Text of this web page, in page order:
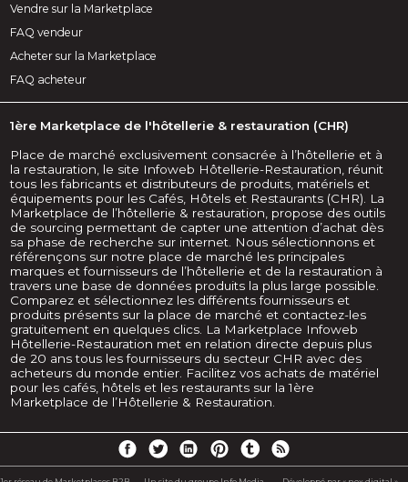
Vendre sur la Marketplace
FAQ vendeur
Acheter sur la Marketplace
FAQ acheteur
1ère Marketplace de l'hôtellerie & restauration (CHR)
Place de marché exclusivement consacrée à l’hôtellerie et à
la restauration, le site Infoweb Hôtellerie-Restauration, réunit
tous les fabricants et distributeurs de produits, matériels et
équipements pour les Cafés, Hôtels et Restaurants (CHR). La
Marketplace de l’hôtellerie & restauration, propose des outils
de sourcing permettant de capter une attention d’achat dès
sa phase de recherche sur internet. Nous sélectionnons et
référençons sur notre place de marché les principales
marques et fournisseurs de l’hôtellerie et de la restauration à
travers une base de données produits la plus large possible.
Comparez et sélectionnez les différents fournisseurs et
produits présents sur la place de marché et contactez-les
gratuitement en quelques clics. La Marketplace Infoweb
Hôtellerie-Restauration met en relation directe depuis plus
de 20 ans tous les fournisseurs du secteur CHR avec des
acheteurs du monde entier. Facilitez vos achats de matériel
pour les cafés, hôtels et les restaurants sur la 1ère
Marketplace de l’Hôtellerie & Restauration.